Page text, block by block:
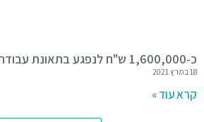
כ-1,600,000 ש"ח לנפגע בתאונת עבודה
18 במרץ 2021
קרא עוד »